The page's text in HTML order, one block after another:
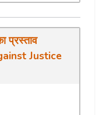
प्रस्ताव
Justice